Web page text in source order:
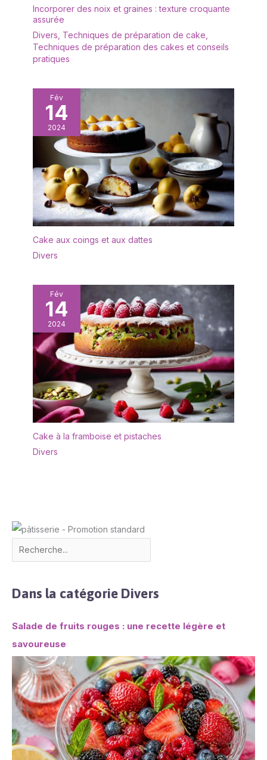
Incorporer des noix et graines : texture croquante
assurée
Divers Techniques de préparation de cake
Techniques de préparation des cakes et conseils
pratiques
Fév
14
2024
Cake aux coings et aux dattes
Divers
Fév
14
2024
Cake à la framboise et pistaches
Divers
Dans la catégorie Divers
Salade de fruits rouges : une recette légère et
savoureuse